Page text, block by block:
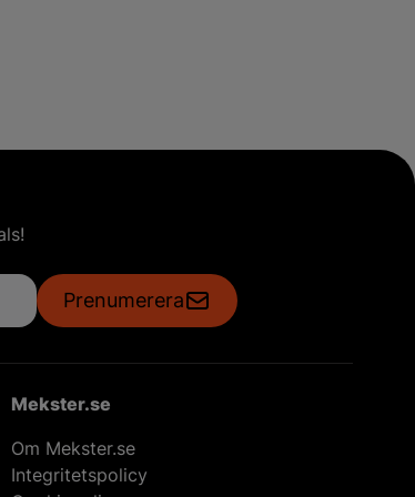
Prenumerera
Mekster.se
Om Mekster.se
Integritetspolicy